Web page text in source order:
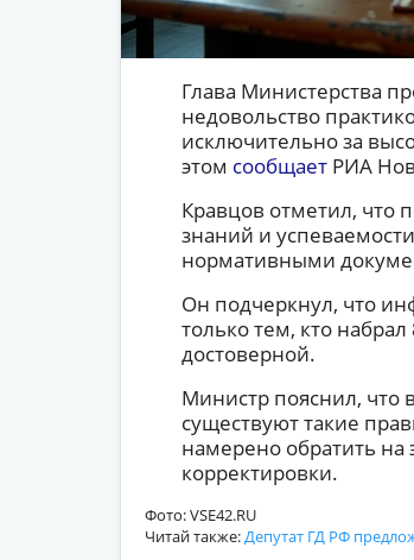
Глава Министерства
недовольство
исключительно за
этом сообщает РИА
Кравцов отметил, что
знаний и
нормативными
Он подчеркнул, что
только тем, кто
достоверной.
Министр пояснил, что
существуют такие
намерено обратить
корректировки.
Фото: VSE42.RU
Читай также:Депутат ГД РФ